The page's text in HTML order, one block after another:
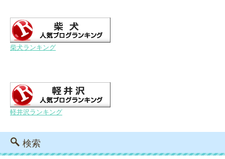
柴犬ランキング
軽井沢ランキング
検索